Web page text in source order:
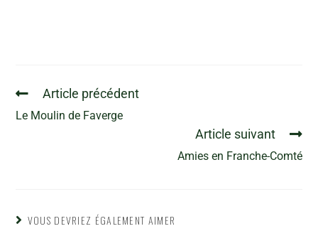
Article précédent
Le Moulin de Faverge
Article suivant
Amies en Franche-Comté
VOUS DEVRIEZ ÉGALEMENT AIMER